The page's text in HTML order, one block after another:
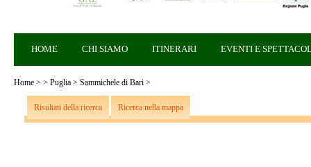
HOME CHI SIAMO ITINERARI EVENTI E
Home > > Puglia > Sammichele di Bari >
Risultati della ricerca Ricerca nella mappa